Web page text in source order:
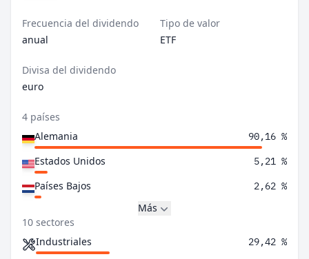
Frecuencia del dividendo
anual
Tipo de valor
ETF
Divisa del dividendo
euro
4 países
Alemania
90,16 %
Estados Unidos 5,21 %
Países Bajos 2,62 %
Más
10 sectores
Industriales
29,42 %